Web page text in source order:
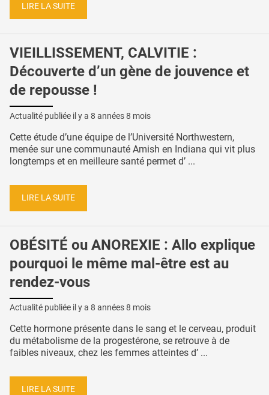
LIRE LA SUITE
VIEILLISSEMENT, CALVITIE :
Découverte d’un gène de jouvence et
de repousse !
Actualité publiée il y a 8 années 8 mois
Cette étude d’une équipe de l’Université Northwestern,
menée sur une communauté Amish en Indiana qui vit plus
longtemps et en meilleure santé permet d’ ...
LIRE LA SUITE
OBÉSITÉ ou ANOREXIE : Allo explique
pourquoi le même mal-être est au
rendez-vous
Actualité publiée il y a 8 années 8 mois
Cette hormone présente dans le sang et le cerveau, produit
du métabolisme de la progestérone, se retrouve à de
faibles niveaux, chez les femmes atteintes d’ ...
LIRE LA SUITE